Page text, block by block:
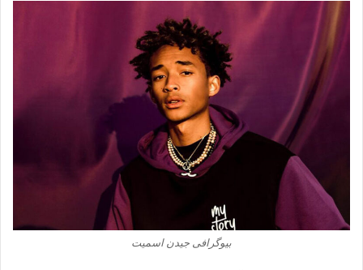
بیوگرافی جیدن اسمیت